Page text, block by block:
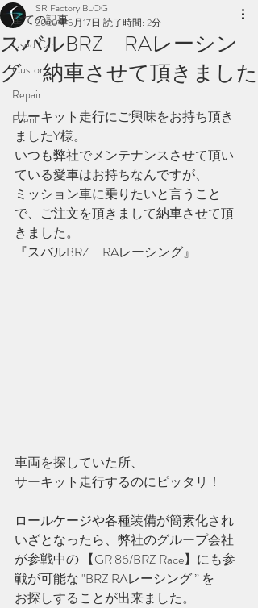
全ての記事
Used Car
Custom
Repair
Event
スバルBRZ RAレーシン
グ 納車させて頂きました
SR Factory BLOG
2020年5月17日 読了時間: 2分
サーキット走行にご興味をお持ち頂き
ましたY様。
いつも弊社でメンテナンスさせて頂い
ている愛車はお持ちなんですが、
ミッション車に乗りたいと言うこと
で、ご注文を頂きまして納車させて頂
きました。
『スバルBRZ　RAレーシング』
車両を探していた所、
サーキット走行するのにピッタリ！
ロールケージや各種装備が簡素化され
いざとなったら、弊社のグループ会社
が参戦中の 【GR 86/BRZ Race】にも参
戦が可能な "BRZ RAレーシング ” を
お探しすることが出来ました。